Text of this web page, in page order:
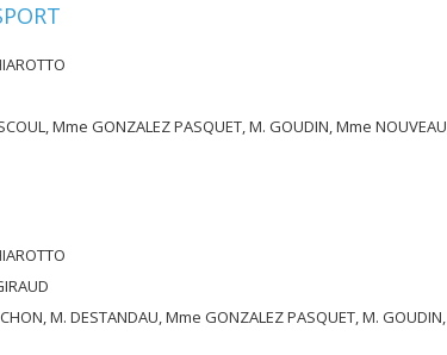
Mme GONZALEZ PASQUET, M. GOUDIN, Mme
M. DESTANDAU, Mme GONZALEZ PASQUET, M.